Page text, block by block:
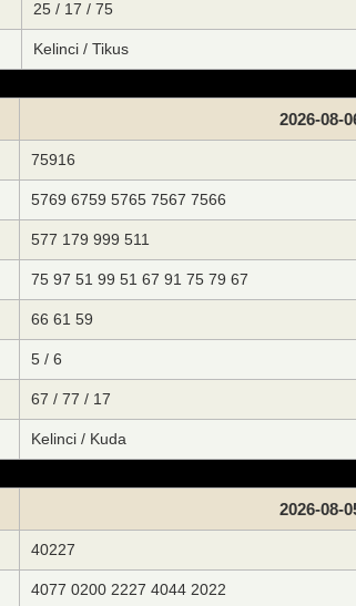
25 / 17 / 75
Kelinci / Tikus
2026-08-
75916
5769 6759 5765 7567 7566
577 179 999 511
75 97 51 99 51 67 91 75 79 67
66 61 59
5 / 6
67 / 77 / 17
Kelinci / Kuda
2026-08-
40227
4077 0200 2227 4044 2022